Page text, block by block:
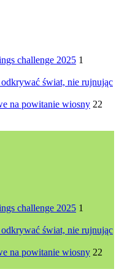
challenge 2025 1
świat, nie rujnując
na powitanie wiosny 22
challenge 2025 1
świat, nie rujnując
na powitanie wiosny 22